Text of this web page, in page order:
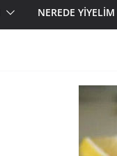
NEREDE YİYELİM